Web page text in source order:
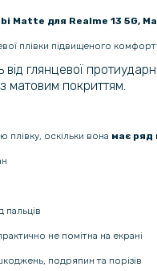
Tempered Glass для Realme C67
149 грн
Matte для Realme 13 5G​,
плівки підвищеного
від глянцевої
матовим покриттям.
оскільки вона має ряд
пальців
не помітна на екрані
подряпин та порізів